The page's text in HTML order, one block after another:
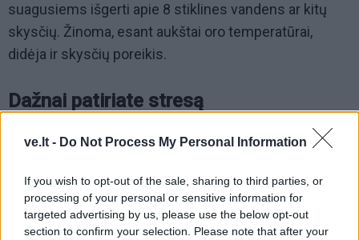
ve.lt - Do Not Process My Personal Information
If you wish to opt-out of the sale, sharing to third parties, or
processing of your personal or sensitive information for
targeted advertising by us, please use the below opt-out
section to confirm your selection. Please note that after your
suagusiems išgerti apie 8 stiklines vandens ar kitų
skysčių. Žinoma, esant aukštai oro temperatūrai,
didėja ir skysčių poreikis.
Dažnai patiriate stresą
Daugelis patiriame nuovargį, įtampą ar stresą. Tai
vadinamas lėtiniu stresu, gali gerokai sumažinti
energijos lygį.